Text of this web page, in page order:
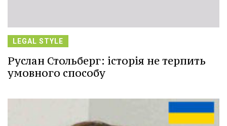
LEGAL STYLE
Руслан Стольберг: історія не терпить
умовного способу